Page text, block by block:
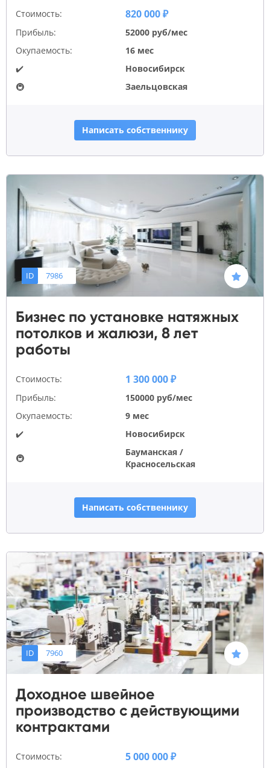
Стоимость: 820 000 ₽
Прибыль:
52000 руб/мес
Окупаемость:
16 мес
✔️
Новосибирск
🚇
Заельцовская
Написать собственнику
ID 7986
Бизнес по установке натяжных
потолков и жалюзи, 8 лет
работы
Стоимость: 1 300 000 ₽
Прибыль:
150000 руб/мес
Окупаемость:
9 мес
✔️
Новосибирск
🚇
Бауманская /
Красносельская
Написать собственнику
ID 7960
Доходное швейное
производство с действующими
контрактами
Стоимость: 5 000 000 ₽